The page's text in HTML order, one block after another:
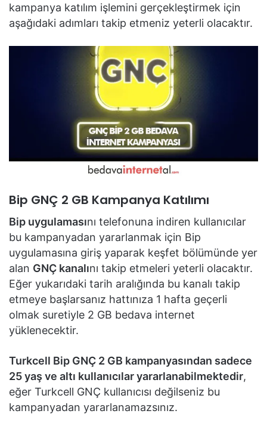
kampanya katılım işlemini gerçekleştirmek için
aşağıdaki adımları takip etmeniz yeterli olacaktır.
Bip GNÇ 2 GB Kampanya Katılımı
Bip uygulamasını telefonuna indiren kullanıcılar
bu kampanyadan yararlanmak için Bip
uygulamasına giriş yaparak keşfet bölümünde yer
alan GNÇ kanalını takip etmeleri yeterli olacaktır.
Eğer yukarıdaki tarih aralığında bu kanalı takip
etmeye başlarsanız hattınıza 1 hafta geçerli
olmak suretiyle 2 GB bedava internet
yüklenecektir.
Turkcell Bip GNÇ 2 GB kampanyasından sadece
25 yaş ve altı kullanıcılar yararlanabilmektedir,
eğer Turkcell GNÇ kullanıcısı değilseniz bu
kampanyadan yararlanamazsınız.